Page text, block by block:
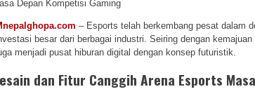
Depan Kompetisi Gaming
– Esports telah berkembang pesat dalam
besar dari berbagai industri. Seiring dengan
menjadi pusat hiburan digital dengan konsep futuristik.
dan Fitur Canggih Arena Esports